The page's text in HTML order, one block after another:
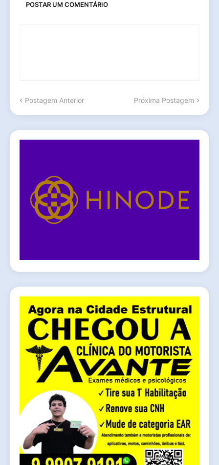
POSTAR UM COMENTÁRIO
Postagem Anterior Próxima Postagem